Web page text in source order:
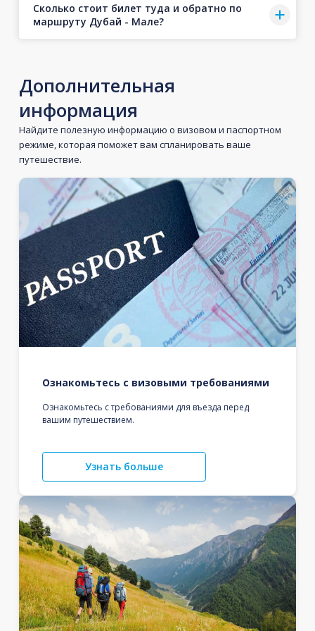
Сколько стоит билет туда и обратно по
маршруту Дубай - Мале?
Дополнительная
информация
Найдите полезную информацию о визовом и паспортном
режиме, которая поможет вам спланировать ваше
путешествие.
Ознакомьтесь с визовыми требованиями
Ознакомьтесь с требованиями для въезда перед
вашим путешествием.
Узнать больше